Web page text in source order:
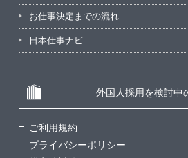
お仕事決定までの流れ
日本仕事ナビ
外国人採用を検討中
ご利用規約
プライバシーポリシー